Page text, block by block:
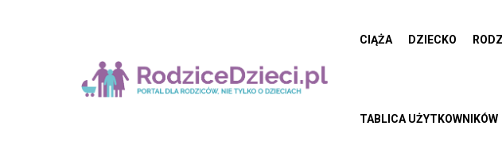
CIĄŻA DZIECKO
TABLICA UŻYTKOWNIKÓW